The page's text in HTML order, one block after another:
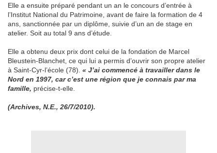
Elle a ensuite préparé pendant un an le concours d’entrée à
l’Institut National du Patrimoine, avant de faire la formation de 4
ans, sanctionnée par un diplôme, suivie d’un an de stage en
atelier. Soit au total 9 ans d’étude.
Elle a obtenu deux prix dont celui de la fondation de Marcel
Bleustein-Blanchet, ce qui lui a permis d’ouvrir son propre atelier
à Saint-Cyr-l’école (78). « J’ai commencé à travailler dans le
Nord en 1997, car c’est une région que je connais par ma
famille, précise-t-elle.
(Archives, N.E., 26/7/2010).